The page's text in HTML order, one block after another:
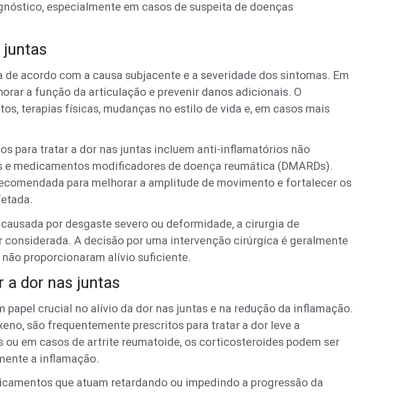
especialmente em casos de suspeita de doenças
acordo com a causa subjacente e a severidade dos sintomas. Em
a função da articulação e prevenir danos adicionais. O
terapias físicas, mudanças no estilo de vida e, em casos mais
para tratar a dor nas juntas incluem anti-inflamatórios não
medicamentos modificadores de doença reumática (DMARDs).
para melhorar a amplitude de movimento e fortalecer os
por desgaste severo ou deformidade, a cirurgia de
A decisão por uma intervenção cirúrgica é geralmente
proporcionaram alívio suficiente.
a dor nas juntas
papel crucial no alívio da dor nas juntas e na redução da inflamação.
são frequentemente prescritos para tratar a dor leve a
ou em casos de artrite reumatoide, os corticosteroides podem ser
a inflamação.
que atuam retardando ou impedindo a progressão da